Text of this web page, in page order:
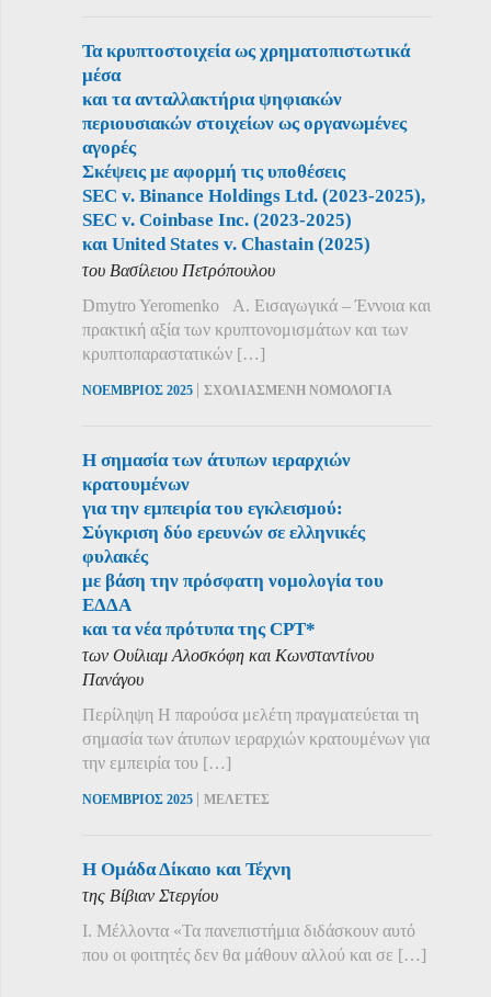
Τα κρυπτοστοιχεία ως χρηματοπιστωτικά
μέσα
και τα ανταλλακτήρια ψηφιακών
περιουσιακών στοιχείων ως οργανωμένες
αγορές
Σκέψεις με αφορμή τις υποθέσεις
SEC v. Binance Holdings Ltd. (2023-2025),
SEC v. Coinbase Inc. (2023-2025)
και United States v. Chastain (2025)
του Βασίλειου Πετρόπουλου
Dmytro Yeromenko Α. Εισαγωγικά – Έννοια και
πρακτική αξία των κρυπτονομισμάτων και των
κρυπτοπαραστατικών […]
ΝΟΕΜΒΡΙΟΣ 2025 | ΣΧΟΛΙΑΣΜΕΝΗ ΝΟΜΟΛΟΓΙΑ
Η σημασία των άτυπων ιεραρχιών
κρατουμένων
για την εμπειρία του εγκλεισμού:
Σύγκριση δύο ερευνών σε ελληνικές
φυλακές
με βάση την πρόσφατη νομολογία του
ΕΔΔΑ
και τα νέα πρότυπα της CPT*
των Ουίλιαμ Αλοσκόφη και Κωνσταντίνου
Πανάγου
Περίληψη Η παρούσα μελέτη πραγματεύεται τη
σημασία των άτυπων ιεραρχιών κρατουμένων για
την εμπειρία του […]
ΝΟΕΜΒΡΙΟΣ 2025 | ΜΕΛΕΤΕΣ
Η Ομάδα Δίκαιο και Τέχνη
της Βίβιαν Στεργίου
Ι. Μέλλοντα «Τα πανεπιστήμια διδάσκουν αυτό
που οι φοιτητές δεν θα μάθουν αλλού και σε […]